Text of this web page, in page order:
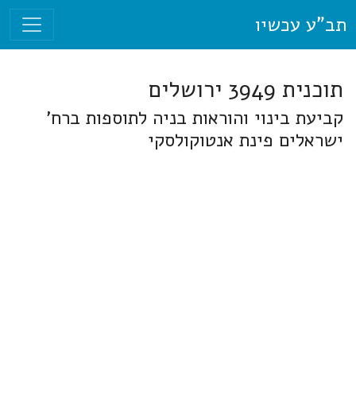
תב"ע עכשיו
תוכנית 3949 ירושלים
קביעת בינוי והוראות בניה לתוספות ברח'
ישראלים פינת אנטוקולסקי